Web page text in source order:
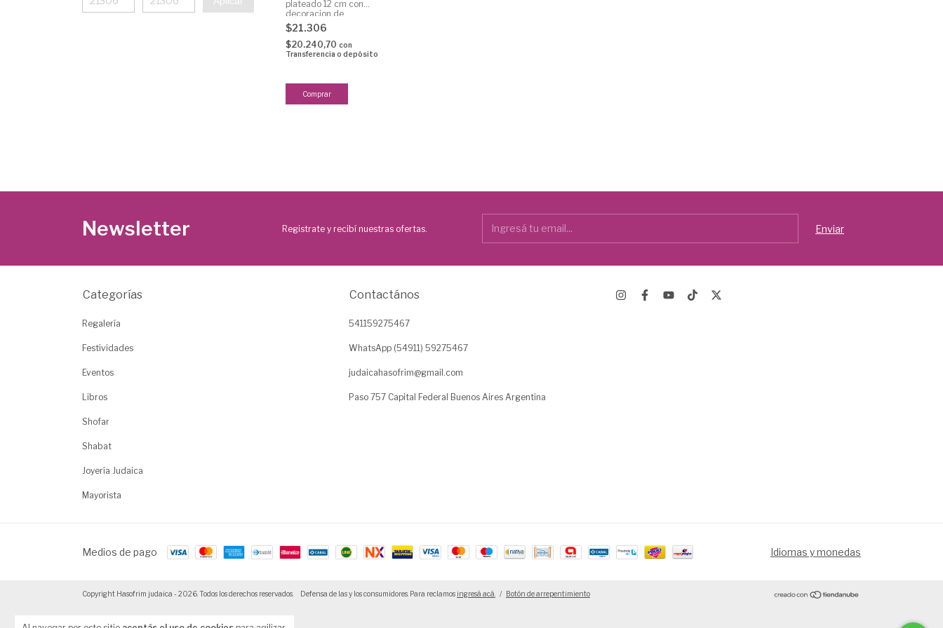
plateado 12 cm con
decoracion de
Jerusalem
$21.306
$20.240,70 con
Transferencia o depósito
Newsletter Registrate y recibí nuestras ofertas.
Categorías
Regalería
Festividades
Eventos
Libros
Shofar
Shabat
Joyería Judaica
Mayorista
Contactános
541159275467
WhatsApp (54911) 59275467
judaicahasofrim@gmail.com
Paso 757 Capital Federal Buenos Aires Argentina
Medios de pago Idiomas y monedas
Copyright Hasofrim judaica - 2026. Todos los derechos reservados. Defensa de las y los consumidores. Para reclamos ingresá acá. / Botón de arrepentimiento